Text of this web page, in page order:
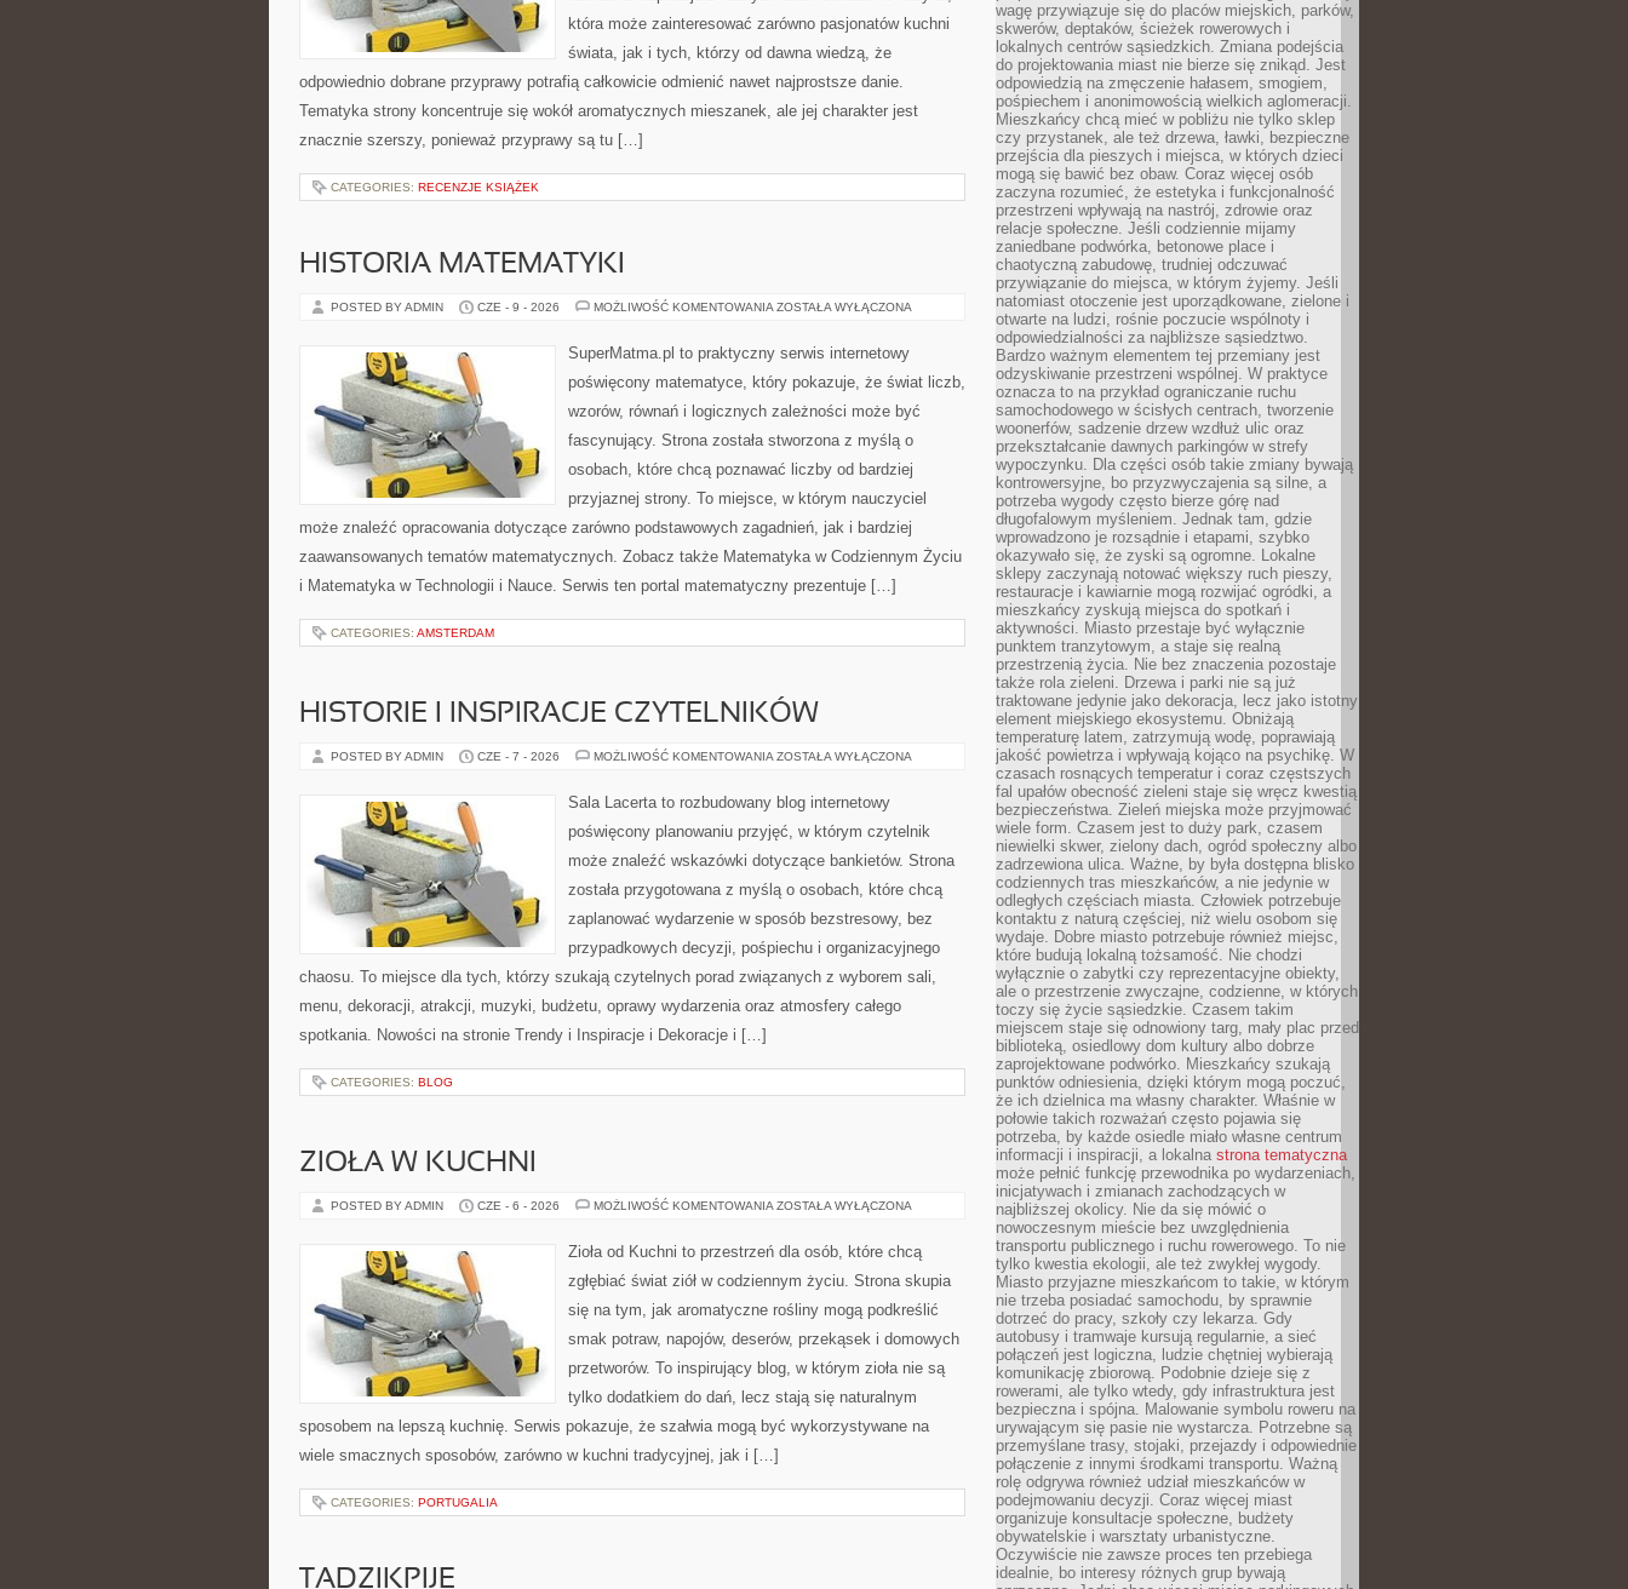
która może zainteresować zarówno pasjonatów kuchni
świata, jak i tych, którzy od dawna wiedzą, że
odpowiednio dobrane przyprawy potrafią całkowicie odmienić nawet najprostsze danie.
Tematyka strony koncentruje się wokół aromatycznych mieszanek, ale jej charakter jest
znacznie szerszy, ponieważ przyprawy są tu […]
CATEGORIES: RECENZJE KSIĄŻEK
HISTORIA MATEMATYKI
POSTED BY ADMIN CZE - 9 - 2026 MOŻLIWOŚĆ KOMENTOWANIA HISTORIA
ZOSTAŁA WYŁĄCZONA
SuperMatma.pl to praktyczny serwis internetowy
poświęcony matematyce, który pokazuje, że świat liczb,
wzorów, równań i logicznych zależności może być
fascynujący. Strona została stworzona z myślą o
osobach, które chcą poznawać liczby od bardziej
przyjaznej strony. To miejsce, w którym nauczyciel
może znaleźć opracowania dotyczące zarówno podstawowych zagadnień, jak i bardziej
zaawansowanych tematów matematycznych. Zobacz także Matematyka w Codziennym Życiu
i Matematyka w Technologii i Nauce. Serwis ten portal matematyczny prezentuje […]
CATEGORIES: AMSTERDAM
HISTORIE I INSPIRACJE CZYTELNIKÓW
POSTED BY ADMIN CZE - 7 - 2026 MOŻLIWOŚĆ KOMENTOWANIA HISTORIE
CZYTELNIKÓW
ZOSTAŁA WYŁĄCZONA
Sala Lacerta to rozbudowany blog internetowy
poświęcony planowaniu przyjęć, w którym czytelnik
może znaleźć wskazówki dotyczące bankietów. Strona
została przygotowana z myślą o osobach, które chcą
zaplanować wydarzenie w sposób bezstresowy, bez
przypadkowych decyzji, pośpiechu i organizacyjnego
chaosu. To miejsce dla tych, którzy szukają czytelnych porad związanych z wyborem sali,
menu, dekoracji, atrakcji, muzyki, budżetu, oprawy wydarzenia oraz atmosfery całego
spotkania. Nowości na stronie Trendy i Inspiracje i Dekoracje i […]
CATEGORIES: BLOG
ZIOŁA W KUCHNI
POSTED BY ADMIN CZE - 6 - 2026 MOŻLIWOŚĆ KOMENTOWANIA ZIOŁA
ZOSTAŁA WYŁĄCZONA
Zioła od Kuchni to przestrzeń dla osób, które chcą
zgłębiać świat ziół w codziennym życiu. Strona skupia
się na tym, jak aromatyczne rośliny mogą podkreślić
smak potraw, napojów, deserów, przekąsek i domowych
przetworów. To inspirujący blog, w którym zioła nie są
tylko dodatkiem do dań, lecz stają się naturalnym
sposobem na lepszą kuchnię. Serwis pokazuje, że szałwia mogą być wykorzystywane na
wiele smacznych sposobów, zarówno w kuchni tradycyjnej, jak i […]
CATEGORIES: PORTUGALIA
TADZIKPIJE
wagę przywiązuje się do placów miejskich, parków,
skwerów, deptaków, ścieżek rowerowych i
lokalnych centrów sąsiedzkich. Zmiana podejścia
do projektowania miast nie bierze się znikąd. Jest
odpowiedzią na zmęczenie hałasem, smogiem,
pośpiechem i anonimowością wielkich aglomeracji.
Mieszkańcy chcą mieć w pobliżu nie tylko sklep
czy przystanek, ale też drzewa, ławki, bezpieczne
przejścia dla pieszych i miejsca, w których dzieci
mogą się bawić bez obaw. Coraz więcej osób
zaczyna rozumieć, że estetyka i funkcjonalność
przestrzeni wpływają na nastrój, zdrowie oraz
relacje społeczne. Jeśli codziennie mijamy
zaniedbane podwórka, betonowe place i
chaotyczną zabudowę, trudniej odczuwać
przywiązanie do miejsca, w którym żyjemy. Jeśli
natomiast otoczenie jest uporządkowane, zielone i
otwarte na ludzi, rośnie poczucie wspólnoty i
odpowiedzialności za najbliższe sąsiedztwo.
Bardzo ważnym elementem tej przemiany jest
odzyskiwanie przestrzeni wspólnej. W praktyce
oznacza to na przykład ograniczanie ruchu
samochodowego w ścisłych centrach, tworzenie
woonerfów, sadzenie drzew wzdłuż ulic oraz
przekształcanie dawnych parkingów w strefy
wypoczynku. Dla części osób takie zmiany bywają
kontrowersyjne, bo przyzwyczajenia są silne, a
potrzeba wygody często bierze górę nad
długofalowym myśleniem. Jednak tam, gdzie
wprowadzono je rozsądnie i etapami, szybko
okazywało się, że zyski są ogromne. Lokalne
sklepy zaczynają notować większy ruch pieszy,
restauracje i kawiarnie mogą rozwijać ogródki, a
mieszkańcy zyskują miejsca do spotkań i
aktywności. Miasto przestaje być wyłącznie
punktem tranzytowym, a staje się realną
przestrzenią życia. Nie bez znaczenia pozostaje
także rola zieleni. Drzewa i parki nie są już
traktowane jedynie jako dekoracja, lecz jako istotny
element miejskiego ekosystemu. Obniżają
temperaturę latem, zatrzymują wodę, poprawiają
jakość powietrza i wpływają kojąco na psychikę. W
czasach rosnących temperatur i coraz częstszych
fal upałów obecność zieleni staje się wręcz kwestią
bezpieczeństwa. Zieleń miejska może przyjmować
wiele form. Czasem jest to duży park, czasem
niewielki skwer, zielony dach, ogród społeczny albo
zadrzewiona ulica. Ważne, by była dostępna blisko
codziennych tras mieszkańców, a nie jedynie w
odległych częściach miasta. Człowiek potrzebuje
kontaktu z naturą częściej, niż wielu osobom się
wydaje. Dobre miasto potrzebuje również miejsc,
które budują lokalną tożsamość. Nie chodzi
wyłącznie o zabytki czy reprezentacyjne obiekty,
ale o przestrzenie zwyczajne, codzienne, w których
toczy się życie sąsiedzkie. Czasem takim
miejscem staje się odnowiony targ, mały plac przed
biblioteką, osiedlowy dom kultury albo dobrze
zaprojektowane podwórko. Mieszkańcy szukają
punktów odniesienia, dzięki którym mogą poczuć,
że ich dzielnica ma własny charakter. Właśnie w
połowie takich rozważań często pojawia się
potrzeba, by każde osiedle miało własne centrum
informacji i inspiracji, a lokalna strona tematyczna
może pełnić funkcję przewodnika po wydarzeniach,
inicjatywach i zmianach zachodzących w
najbliższej okolicy. Nie da się mówić o
nowoczesnym mieście bez uwzględnienia
transportu publicznego i ruchu rowerowego. To nie
tylko kwestia ekologii, ale też zwykłej wygody.
Miasto przyjazne mieszkańcom to takie, w którym
nie trzeba posiadać samochodu, by sprawnie
dotrzeć do pracy, szkoły czy lekarza. Gdy
autobusy i tramwaje kursują regularnie, a sieć
połączeń jest logiczna, ludzie chętniej wybierają
komunikację zbiorową. Podobnie dzieje się z
rowerami, ale tylko wtedy, gdy infrastruktura jest
bezpieczna i spójna. Malowanie symbolu roweru na
urywającym się pasie nie wystarcza. Potrzebne są
przemyślane trasy, stojaki, przejazdy i odpowiednie
połączenie z innymi środkami transportu. Ważną
rolę odgrywa również udział mieszkańców w
podejmowaniu decyzji. Coraz więcej miast
organizuje konsultacje społeczne, budżety
obywatelskie i warsztaty urbanistyczne.
Oczywiście nie zawsze proces ten przebiega
idealnie, bo interesy różnych grup bywają